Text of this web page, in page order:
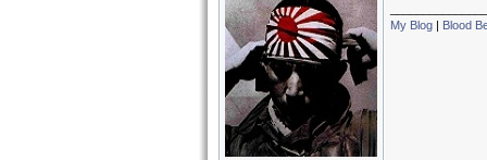
My Blog | Blood